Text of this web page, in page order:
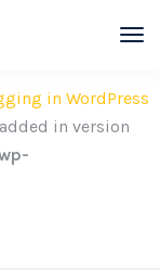
called
in WordPress
in version